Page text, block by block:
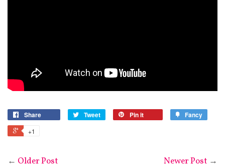
Share Tweet Pin it Fancy
+1
← Older Post Newer Post →